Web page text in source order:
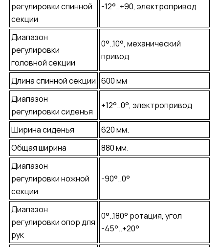
регулировки спинной
секции
-12°..+90, электропривод
Диапазон
регулировки
головной секции
0°..10°, механический
привод
Длина спинной секции 600 мм
Диапазон
регулировки сиденья
+12°..0°, электропривод
Ширина сиденья
620 мм.
Общая ширина
880 мм.
Диапазон
регулировки ножной
секции
-90°..0°
Диапазон
регулировки опор для
рук
0°..180° ротация, угол
-45°..+20°